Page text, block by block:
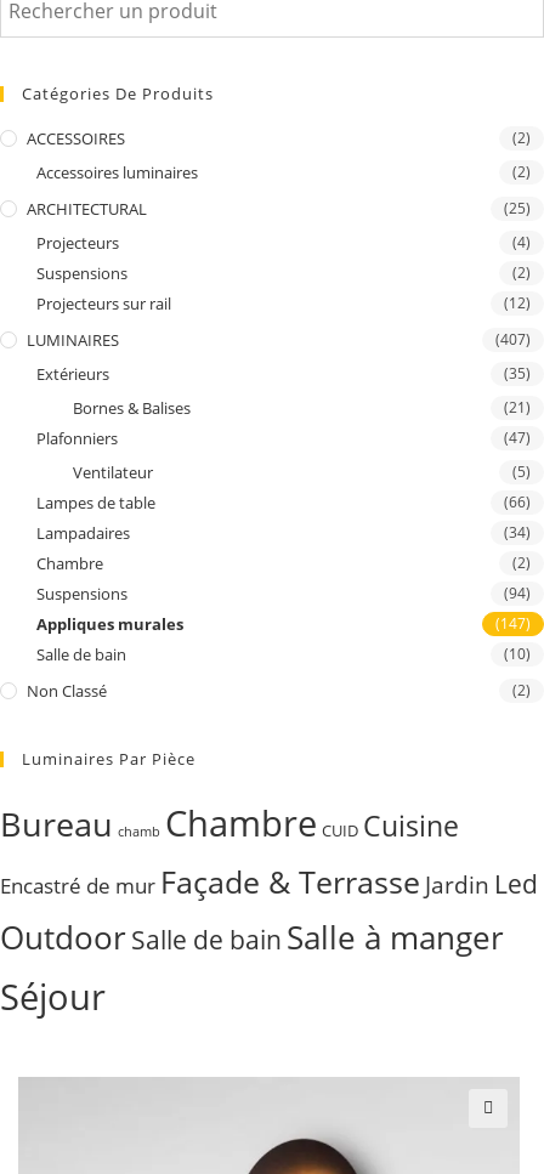
Catégories De Produits
ACCESSOIRES (2)
Accessoires luminaires (2)
ARCHITECTURAL (25)
Projecteurs (4)
Suspensions (2)
Projecteurs sur rail (12)
LUMINAIRES (407)
Extérieurs (35)
Bornes & Balises (21)
Plafonniers (47)
Ventilateur (5)
Lampes de table (66)
Lampadaires (34)
Chambre (2)
Suspensions (94)
Appliques murales (147)
Salle de bain (10)
Non Classé (2)
Luminaires Par Pièce
Bureau chamb Chambre CUID Cuisine
Encastré de mur Façade & Terrasse Jardin Led
OutdoorSalle de bain Salle à manger
Séjour